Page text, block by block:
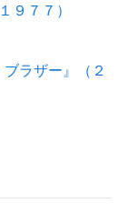
９７７）
ブラザー』（２